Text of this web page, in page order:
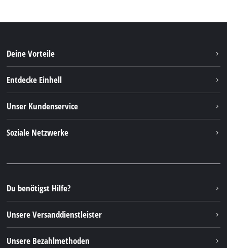
Deine Vorteile
Entdecke Einhell
Nachhaltigkeit
Unser Kundenservice
FAQs
Rücksendungen / Widerruf
Verpackungsrichtlinien
Hinweise zur Batterieentsorgung
Soziale Netzwerke
Instagram
TikTok
Pinterest
Linkedin
Du benötigst Hilfe?
Unsere Versanddienstleister
Unsere Bezahlmethoden